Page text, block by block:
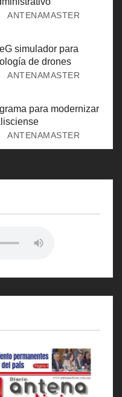
ANTENAMASTER
simulador para
de drones
ANTENAMASTER
para modernizar
ANTENAMASTER